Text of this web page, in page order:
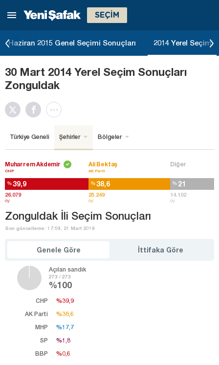
SEÇİM
Haziran 2015 Genel Seçimi Sonuçları 2014 Yerel Seçimi
30 Mart 2014 Yerel Seçim Sonuçları
Zonguldak
Türkiye Geneli Şehirler Bölgeler
Muharrem Akdemir
CHP
%39,9
26.079
oy
Ali Bektaş
AK Parti
%38,6
25.249
oy
Diğer
% 21
14.102
oy
Zonguldak İli Seçim Sonuçları
Son güncelleme: 17:59, 21 Mart 2019
Genele Göre İttifaka Göre
Açılan sandık
273 / 273
%100
CHP
AK Parti
MHP
SP
BBP
%39,9
%38,6
%17,7
%1,8
%0,6
%39,9
%38,6
%17,7
%1,8
%0,6